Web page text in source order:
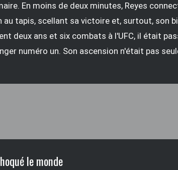
En moins de deux minutes, Reyes
au tapis, scellant sa victoire et, surtout, son
deux ans et six combats à l'UFC, il était
numéro un. Son ascension n'était pas
le monde